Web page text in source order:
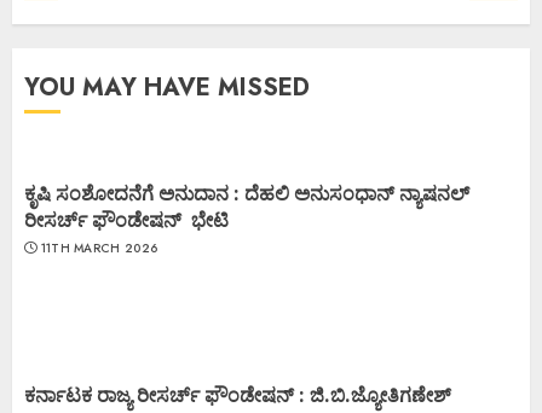
YOU MAY HAVE MISSED
ಕೃಷಿ ಸಂಶೋದನೆಗೆ ಅನುದಾನ : ದೆಹಲಿ ಅನುಸಂಧಾನ್ ನ್ಯಾಷನಲ್
ರೀಸರ್ಚ್ ಫೌಂಡೇಷನ್ ಭೇಟಿ
11TH MARCH 2026
ಕರ್ನಾಟಕ ರಾಜ್ಯ ರೀಸರ್ಚ್ ಫೌಂಡೇಷನ್ : ಜಿ.ಬಿ.ಜ್ಯೋತಿಗಣೇಶ್